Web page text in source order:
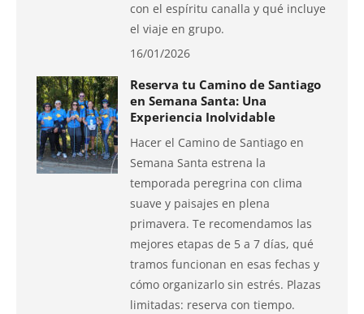
con el espíritu canalla y qué incluye
el viaje en grupo.
16/01/2026
Reserva tu Camino de Santiago
en Semana Santa: Una
Experiencia Inolvidable
Hacer el Camino de Santiago en
Semana Santa estrena la
temporada peregrina con clima
suave y paisajes en plena
primavera. Te recomendamos las
mejores etapas de 5 a 7 días, qué
tramos funcionan en esas fechas y
cómo organizarlo sin estrés. Plazas
limitadas: reserva con tiempo.